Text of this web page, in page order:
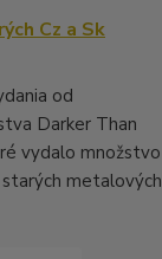
Cz a Sk
od
Darker Than
vydalo množstvo
metalových